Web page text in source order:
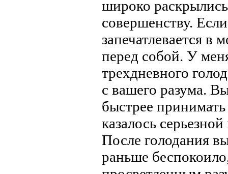
широко
совершенству.
запечатлевается в
перед собой. У
трехдневного
с вашего разума.
быстрее
казалось
После голодания
раньше